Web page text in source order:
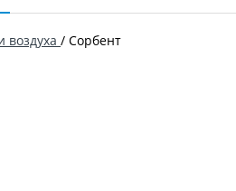
воздуха / Сорбент